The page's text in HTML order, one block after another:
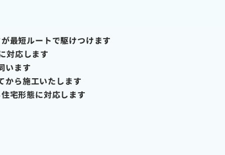
最短ルートで駆けつけます
対応します
います
から施工いたします
宅形態に対応します